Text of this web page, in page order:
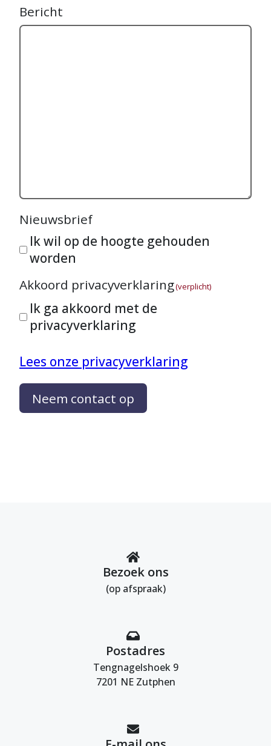
Bericht
Nieuwsbrief
Ik wil op de hoogte gehouden
worden
Akkoord privacyverklaring(verplicht)
Ik ga akkoord met de
privacyverklaring
Lees onze privacyverklaring
Neem contact op
Bezoek ons
(op afspraak)
Postadres
Tengnagelshoek 9
7201 NE Zutphen